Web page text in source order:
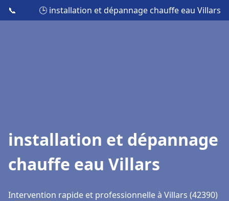
📞 🕒 installation et dépannage chauffe eau Villars
installation et dépannage
chauffe eau Villars
Intervention rapide et professionnelle à Villars (42390)